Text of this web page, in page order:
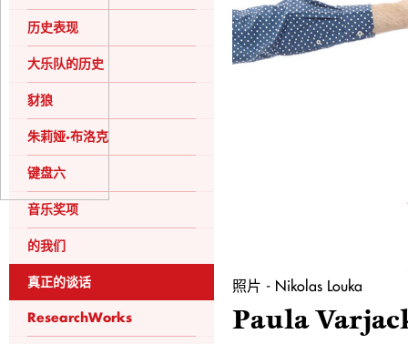
历史表现
大乐队的历史
豺狼
朱莉娅·布洛克
键盘六
音乐奖项
的我们
真正的谈话
ResearchWorks
照片 - Nikolas Louka
Paula